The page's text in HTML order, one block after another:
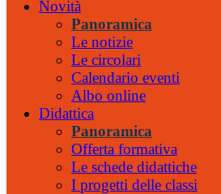
Novità
Panoramica
Le notizie
Le circolari
Calendario eventi
Albo online
Didattica
Panoramica
Offerta formativa
Le schede didattiche
I progetti delle classi